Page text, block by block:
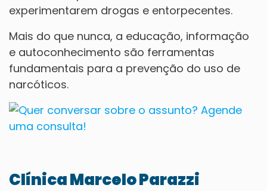
experimentarem drogas e entorpecentes.
Mais do que nunca, a educação, informação
e autoconhecimento são ferramentas
fundamentais para a prevenção do uso de
narcóticos.
Clínica Marcelo Parazzi